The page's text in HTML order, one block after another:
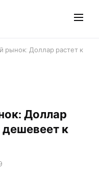
Доллар растет к
Доллар
дешевеет к